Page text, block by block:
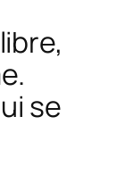
se